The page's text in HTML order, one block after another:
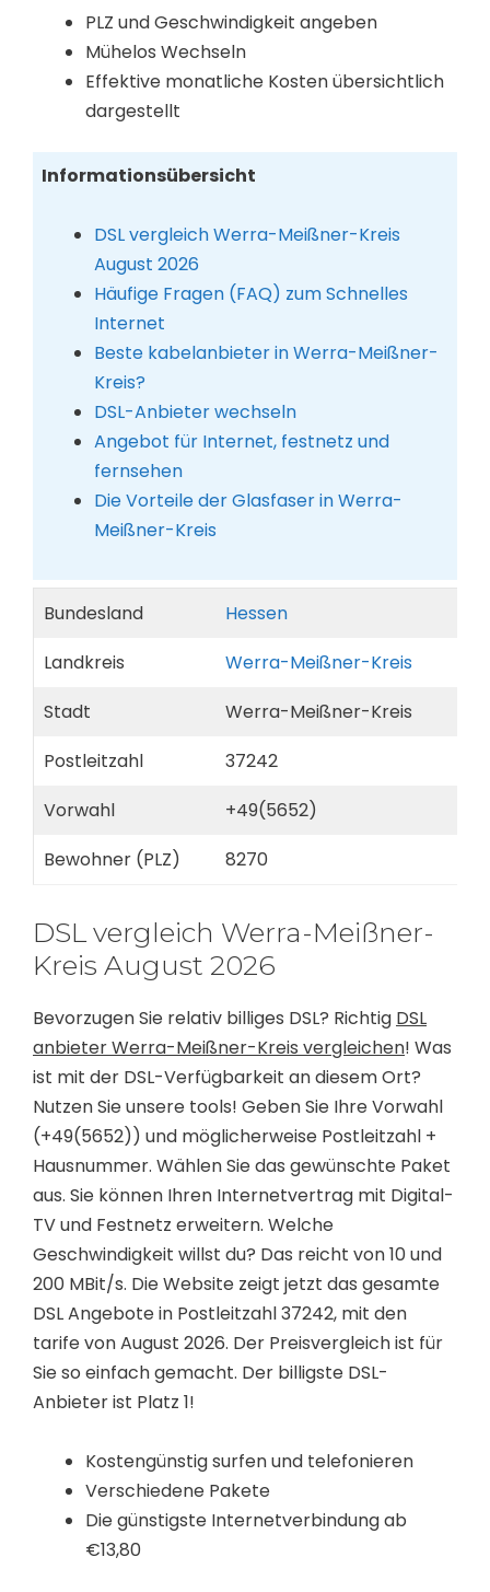
PLZ und Geschwindigkeit angeben
Mühelos Wechseln
Effektive monatliche Kosten übersichtlich
dargestellt
Informationsübersicht
DSL vergleich Werra-Meißner-Kreis
August 2026
Häufige Fragen (FAQ) zum Schnelles
Internet
Beste kabelanbieter in Werra-Meißner-
Kreis?
DSL-Anbieter wechseln
Angebot für Internet, festnetz und
fernsehen
Die Vorteile der Glasfaser in Werra-
Meißner-Kreis
Bundesland
Hessen
Landkreis
Werra-Meißner-Kreis
Stadt
Werra-Meißner-Kreis
Postleitzahl
37242
Vorwahl
+49(5652)
Bewohner (PLZ)
8270
DSL vergleich Werra-Meißner-
Kreis August 2026
Bevorzugen Sie relativ billiges DSL? Richtig DSL
anbieter Werra-Meißner-Kreis vergleichen! Was
ist mit der DSL-Verfügbarkeit an diesem Ort?
Nutzen Sie unsere tools! Geben Sie Ihre Vorwahl
(+49(5652)) und möglicherweise Postleitzahl +
Hausnummer. Wählen Sie das gewünschte Paket
aus. Sie können Ihren Internetvertrag mit Digital-
TV und Festnetz erweitern. Welche
Geschwindigkeit willst du? Das reicht von 10 und
200 MBit/s. Die Website zeigt jetzt das gesamte
DSL Angebote in Postleitzahl 37242, mit den
tarife von August 2026. Der Preisvergleich ist für
Sie so einfach gemacht. Der billigste DSL-
Anbieter ist Platz 1!
Kostengünstig surfen und telefonieren
Verschiedene Pakete
Die günstigste Internetverbindung ab
€13,80